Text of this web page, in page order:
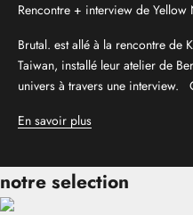
Rencontre + interview de Yellow
Brutal. est allé à la rencontre
Taiwan, installé leur atelier de
univers à travers une interview.
En savoir plus
notre selection